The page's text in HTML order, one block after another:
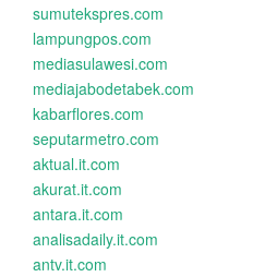
sumutekspres.com
lampungpos.com
mediasulawesi.com
mediajabodetabek.com
kabarflores.com
seputarmetro.com
aktual.it.com
akurat.it.com
antara.it.com
analisadaily.it.com
antv.it.com